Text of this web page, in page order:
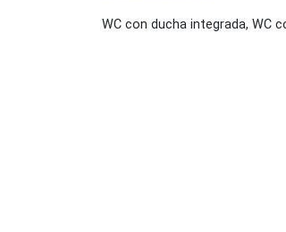
WC con ducha integrada, WC